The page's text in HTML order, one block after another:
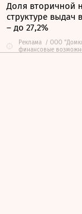
Доля вторичной
структуре выдач
– до 27,2%
Реклама / ООО
финансовые